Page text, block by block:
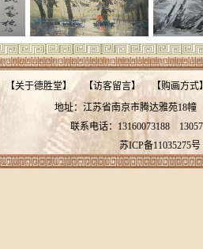
【关于德胜堂】 【访客留言】 【购画方式
地址：江苏省南京市腾达雅苑
联系电话：13160073188
苏ICP备11035275号